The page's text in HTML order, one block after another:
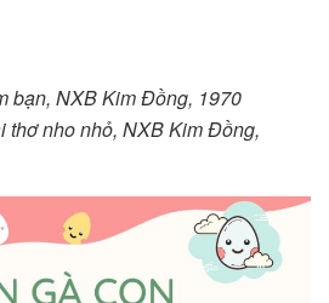
bạn, NXB Kim Đồng, 1970
thơ nho nhỏ, NXB Kim Đồng,